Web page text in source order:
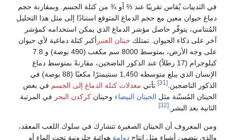
في الثدييات يُقاس تقريبًا عند ⅔ أو ¾ من كتلة الجسم. وبمقارنة حجم
دماغ حيوان معين مع حجم الدماغ المتوقع استنادًا إلى مثل هذا التحليل
المُتنامي، يتوفّر حاصل مؤشر الدماغ الذي يمكن استخدامه كمؤشر
آخر على ذكاء الحيوان. تمتلك حيتان العنبر أكبر كتلة دماغية لأي حيوان
على وجه الأرض، بمتوسط 8000 سم مكعب (490 بوصة) و 7.8
كيلوجرام (17 رطلاً) عند الذكور الناضجين، مقارنةً بمتوسط دماغ
الإنسان الذي يبلغ متوسطه 1,450 سنتيمترًا مكعبًا (88 بوصة) في
الذكور الناضجين. [31] تأتي معدلات كتلة الدماغ إلى الجسم في بعض
الحيتان المُسنّنة مثل الحيتان البيضاء وحيتان كركدن البحر في المرتبة
الثانية بعد البشر.
[32]
ومن المعروف أن الحيتان الصغيرة تتشارك في سلوك اللعب المعقد،
والذي يتضمن أشياء مثل إنتاج دوامة هوائية حلزونية تحت الماء أو